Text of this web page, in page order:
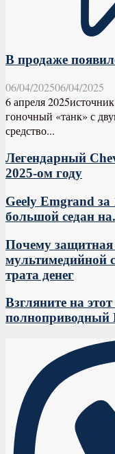
В продаже
06/04/202506/04/2025
6 апреля
гоночный «танк» с
средство...
Легендарный
2025-ом году
Geely Emgrand
большой седан
Почему защитная
мультимедийной
трата денег
Взгляните на
полноприводный